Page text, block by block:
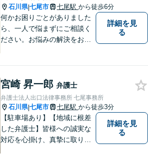
石川県|七尾市 七尾駅 から徒歩6分
何かお困りごとがありました
ら、一人で悩まずにご相談く
ださい。お悩みの解決をお手
詳細を見
る
宮崎 昇一郎 弁護士
弁護士法人出口法律事務所 七尾事務所
石川県|七尾市 七尾駅 から徒歩3分
【駐車場あり】【地域に根差
した弁護士】皆様への誠実な
対応を心掛け、真摯に取り組
詳細を見
る